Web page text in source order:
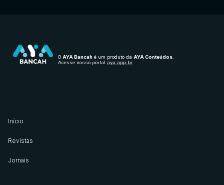
O AYA Bancah é um produto da AYA Conteúdos
Acesse nosso portal aya.app.br
Início
Revistas
Jornais